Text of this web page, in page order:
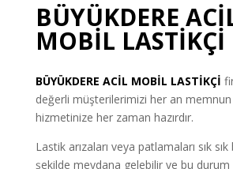
BÜYÜKDERE
MOBİL LASTİKÇİ
BÜYÜKDERE ACİL MOBİL LASTİKÇİ
değerli müşterilerimizi her an
hizmetinize her zaman hazırdır.
Lastik arızaları veya patlamaları sık
şekilde meydana gelebilir ve bu durum